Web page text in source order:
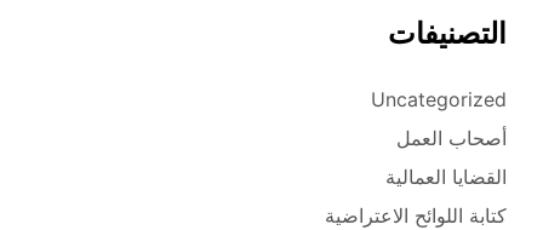
التصنيفات
Uncategorized
أصحاب العمل
القضايا العمالية
كتابة اللوائح الاعتراضية